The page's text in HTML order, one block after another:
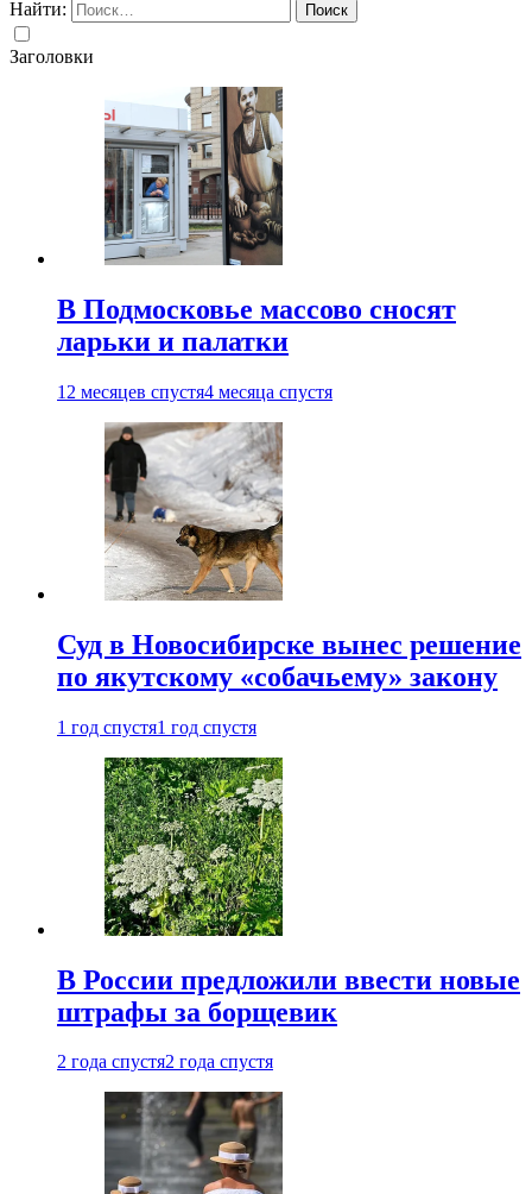
Найти:
Заголовки
В Подмосковье массово сносят
ларьки и палатки
12 месяцев спустя4 месяца спустя
Суд в Новосибирске вынес решение
по якутскому «собачьему» закону
1 год спустя1 год спустя
В России предложили ввести новые
штрафы за борщевик
2 года спустя2 года спустя